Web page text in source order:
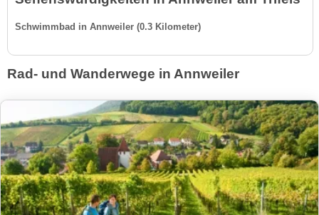
Schwimmbad in Annweiler (0.3 Kilometer)
Rad- und Wanderwege in Annweiler